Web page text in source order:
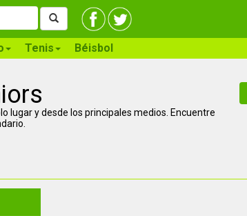
Tenis Béisbol
lugar y desde los principales medios. Encuentre